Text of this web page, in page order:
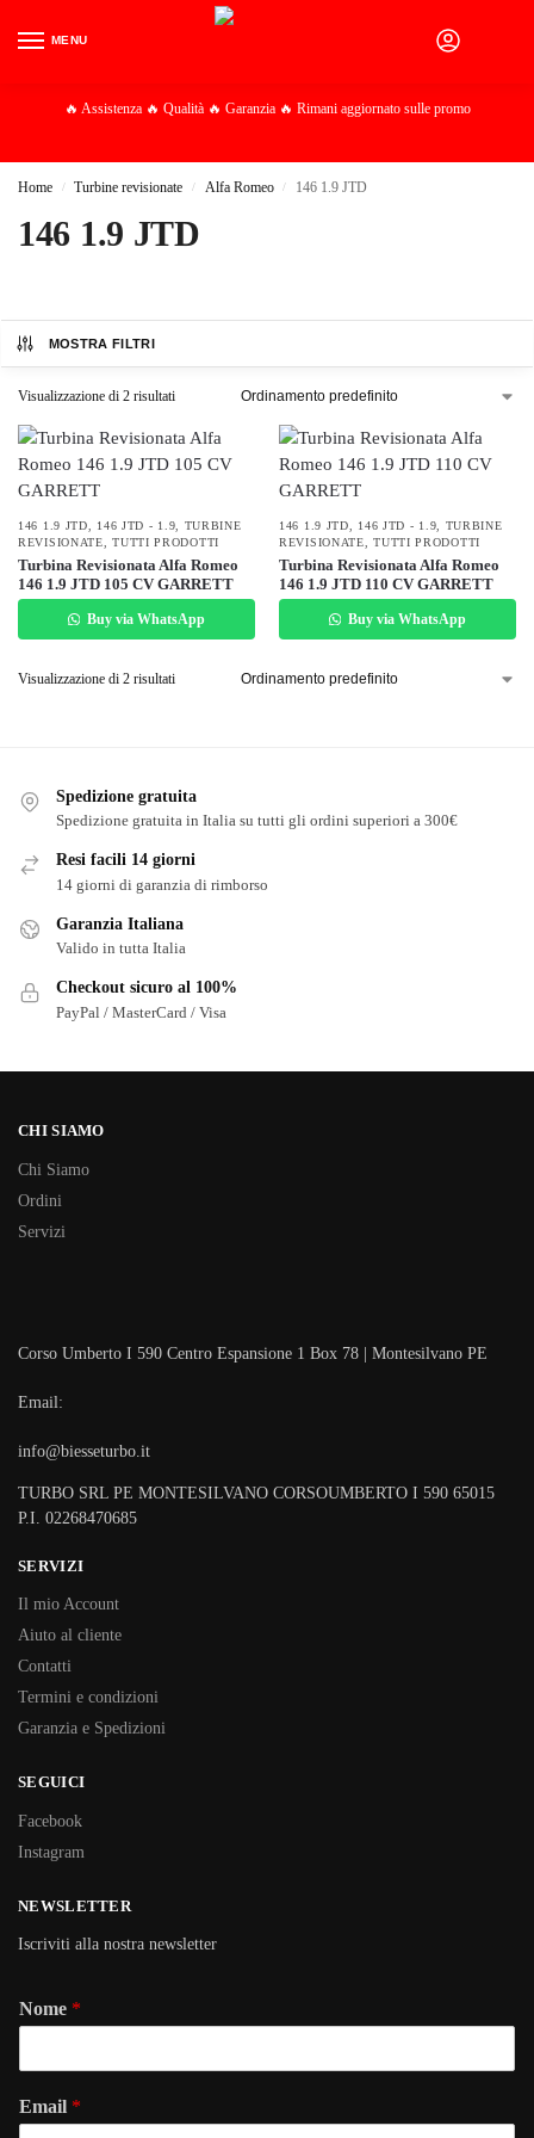
MENU
🔥 Assistenza 🔥 Qualità 🔥 Garanzia 🔥 Rimani aggiornato sulle promo
Home / Turbine revisionate / Alfa Romeo / 146 1.9 JTD
146 1.9 JTD
MOSTRA FILTRI
Visualizzazione di 2 risultati
146 1.9 JTD 146 JTD - 1.9
TURBINE
REVISIONATE ,TUTTI PRODOTTI
Turbina Revisionata Alfa Romeo
146 1.9 JTD 105 CV GARRETT
Buy via WhatsApp
146 1.9 JTD 146 JTD - 1.9
TURBINE
REVISIONATE ,TUTTI PRODOTTI
Turbina Revisionata Alfa Romeo
146 1.9 JTD 110 CV GARRETT
Buy via WhatsApp
Visualizzazione di 2 risultati
Spedizione gratuita
Spedizione gratuita in Italia su tutti gli ordini superiori a 300€
Resi facili 14 giorni
14 giorni di garanzia di rimborso
Garanzia Italiana
Valido in tutta Italia
Checkout sicuro al 100%
PayPal / MasterCard / Visa
CHI SIAMO
Chi Siamo
Ordini
Servizi
Corso Umberto I 590 Centro Espansione 1 Box 78 | Montesilvano PE
Email:
info@biesseturbo.it
TURBO SRL PE MONTESILVANO CORSOUMBERTO I 590 65015
P.I. 02268470685
SERVIZI
Il mio Account
Aiuto al cliente
Contatti
Termini e condizioni
Garanzia e Spedizioni
SEGUICI
Facebook
Instagram
NEWSLETTER
Iscriviti alla nostra newsletter
Nome *
Email *